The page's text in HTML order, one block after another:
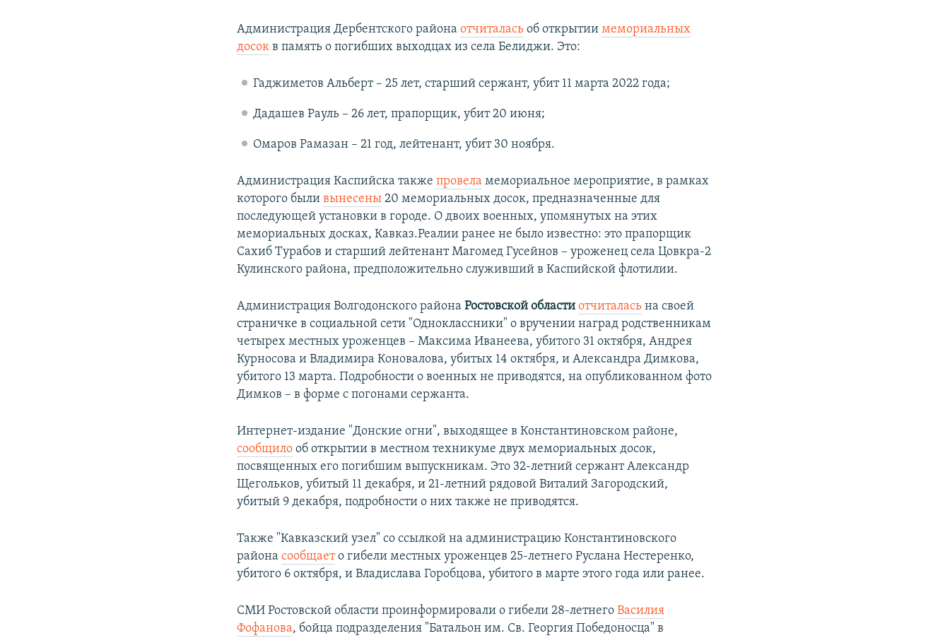
Администрация Дербентского районаотчиталась об открытиимемориальных
досок в память о погибших выходцах из села Белиджи. Это:
Гаджиметов Альберт – 25 лет, старший сержант, убит 11 марта 2022 года;
Дадашев Рауль – 26 лет, прапорщик, убит 20 июня;
Омаров Рамазан – 21 год, лейтенант, убит 30 ноября.
Администрация Каспийска такжепровела мемориальное мероприятие, в рамках
которого быливынесены 20 мемориальных досок, предназначенные для
последующей установки в городе. О двоих военных, упомянутых на этих
мемориальных досках, Кавказ.Реалии ранее не было известно: это прапорщик
Сахиб Турабов и старший лейтенант Магомед Гусейнов – уроженец села Цовкра-2
Кулинского района, предположительно служивший в Каспийской флотилии.
Администрация Волгодонского районаРостовской области отчиталась на своей
страничке в социальной сети "Одноклассники" о вручении наград родственникам
четырех местных уроженцев – Максима Иванеева, убитого 31 октября, Андрея
Курносова и Владимира Коновалова, убитых 14 октября, и Александра Димкова,
убитого 13 марта. Подробности о военных не приводятся, на опубликованном фото
Димков – в форме с погонами сержанта.
Интернет-издание "Донские огни", выходящее в Константиновском районе,
сообщило об открытии в местном техникуме двух мемориальных досок,
посвященных его погибшим выпускникам. Это 32-летний сержант Александр
Щегольков, убитый 11 декабря, и 21-летний рядовой Виталий Загородский,
убитый 9 декабря, подробности о них также не приводятся.
Также "Кавказский узел" со ссылкой на администрацию Константиновского
районасообщаето гибели местных уроженцев 25-летнего Руслана Нестеренко,
убитого 6 октября, и Владислава Горобцова, убитого в марте этого года или ранее.
СМИ Ростовской области проинформировали о гибели 28-летнегоВасилия
Фофанова, бойца подразделения "Батальон им. Св. Георгия Победоносца" в